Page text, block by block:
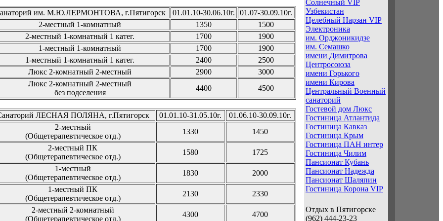
им. М.Ю.ЛЕРМОНТОВА, г.Пятигорск 01.01.10-30.06.10г.
01.07-30.09.10г.
2-местный 1-комнатный
1350
1500
2-местный 1-комнатный 1 катег.
1700
1900
1-местный 1-комнатный
1700
1900
1-местный 1-комнатный 1 катег.
2400
2500
Люкс 2-комнатный 2-местный
2900
3000
Люкс 2-комнатный 2-местный
без подселения
4400 4500
ЛЕСНАЯ ПОЛЯНА, г.Пятигорск 01.01.10-31.05.10г.
01.06.10-30.09.10г.
2-местный
(Общетерапевтическое отд.)
1330
1450
2-местный ПК
(Общетерапевтическое отд.)
1580
1725
1-местный
(Общетерапевтическое отд.)
1830
2000
1-местный ПК
(Общетерапевтическое отд.)
2130
2330
2-местный 2-комнатный
(Общетерапевтическое отд.)
4300 4700
Солнечный VIP
Узбекистан
Целебный Нарзан VIP
Электроника
им. Орджоникидзе
им. Семашко
имени Димитрова
Центросоюза
имени Горького
имени Кирова
Центральный Военный
санаторий
Гостевой дом Люкс
Гостиница Атлантида
Гостиница Кавказ
Гостиница Крым
Гостиница ПАН интер
Гостиница Чилим
Пансионат Кубань
Пансионат Надежда
Пансионат Шаляпин
Гостиница Корона VIP
Отдых в Пятигорске
(962) 444-23-23